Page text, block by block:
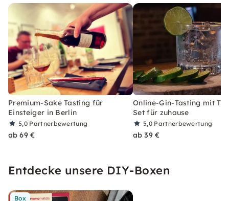
Premium-Sake Tasting für
Einsteiger in Berlin
5,0 Partnerbewertung
ab 69 €
Online-Gin-Tasting mit
Set für zuhause
5,0 Partnerbewertung
ab 39 €
Entdecke unsere DIY-Boxen
Box